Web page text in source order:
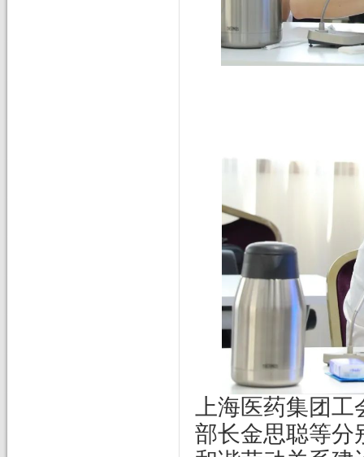
上海医药集团
部长金思聪等分